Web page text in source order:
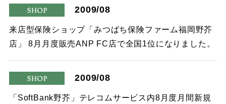
shop
2009/08
来店型保険ショップ「みつばち保険ファーム福岡野芥
店」 8月月度販売ANP FC店で全国1位になりました。
shop
2009/08
「SoftBank野芥」テレコムサービス内8月度月間新規